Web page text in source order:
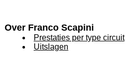
Over Franco Scapini
Prestaties per type circuit
Uitslagen